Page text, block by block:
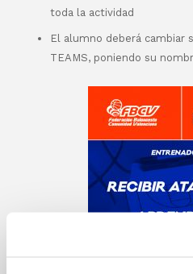
toda la actividad
El alumno deberá cambiar
TEAMS, poniendo su